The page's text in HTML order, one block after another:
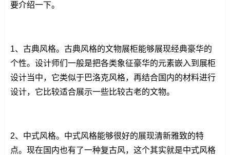
要介绍一下。
1、古典风格。古典风格的文物展柜能够展现经典豪华的
个性。设计师们一般是把各类象征豪华的元素嵌入到展柜
设计当中，它类似于巴洛克风格，再结合国内的材料进行
设计，它比较适合展示一些比较古老的文物。
2、中式风格。中式风格能够很好的展现清新雅致的特
点。现在国内也有了一种复古风，这个其实就是中式风格